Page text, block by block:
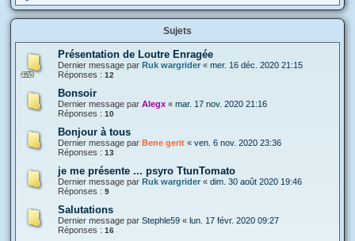
Sujets
Présentation de Loutre Enragée
Dernier message par Ruk wargrider « mer. 16 déc. 2020 21:15
Réponses : 12
Bonsoir
Dernier message par Alegx « mar. 17 nov. 2020 21:16
Réponses : 10
Bonjour à tous
Dernier message par Bene gerit « ven. 6 nov. 2020 23:36
Réponses : 13
je me présente ... psyro TtunTomato
Dernier message par Ruk wargrider « dim. 30 août 2020 19:46
Réponses : 9
Salutations
Dernier message par Stephle59 « lun. 17 févr. 2020 09:27
Réponses : 16